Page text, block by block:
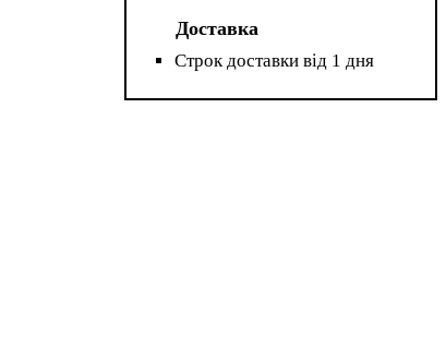
Доставка
Строк доставки від 1 дня